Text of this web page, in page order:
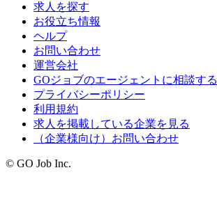
求人を探す
お役立ち情報
ヘルプ
お問い合わせ
運営会社
GOジョブのエージェントに相談する
プライバシーポリシー
利用規約
求人を掲載している企業を見る
（企業様向け）お問い合わせ
© GO Job Inc.